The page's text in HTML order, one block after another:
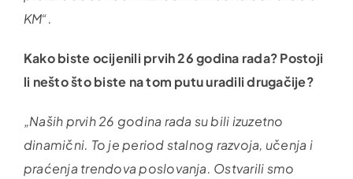
KM“.
Kako biste ocijenili prvih 26 godina rada? Postoji
li nešto što biste na tom putu uradili drugačije?
„Naših prvih 26 godina rada su bili izuzetno
dinamični. To je period stalnog razvoja, učenja i
praćenja trendova poslovanja. Ostvarili smo